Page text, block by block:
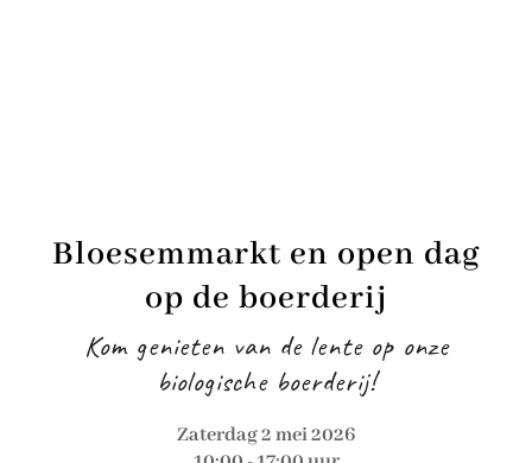
Bloesemmarkt en open dag
op de boerderij
Kom genieten van de lente op onze
biologische boerderij!
Zaterdag 2 mei 2026